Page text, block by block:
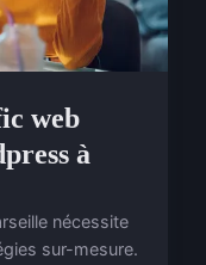
web
à
nécessite
sur-mesure.